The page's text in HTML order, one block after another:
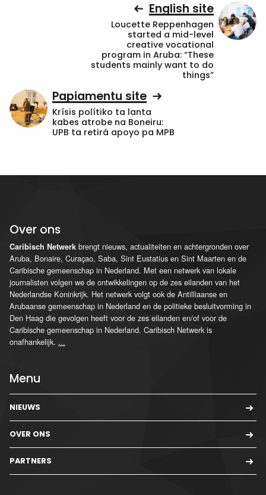
English site
Loucette Reppenhagen
started a mid-level
creative vocational
program in Aruba: “These
students mainly want to do
things”
Papiamentu site
Krísis polítiko ta lanta
kabes atrobe na Boneiru:
UPB ta retirá apoyo pa MPB
Over ons
Caribisch Netwerk brengt nieuws, actualiteiten en achtergronden over
Aruba, Bonaire, Curaçao, Saba, Sint Eustatius en Sint Maarten en de
Caribische gemeenschap in Nederland. Met een netwerk van lokale
journalisten volgen we de ontwikkelingen op de zes eilanden van het
Nederlandse Koninkrijk. Het netwerk volgt ook de Antilliaanse en
Arubaanse gemeenschap in Nederland en de politieke besluitvorming in
Den Haag die gevolgen heeft voor de zes eilanden en/of voor de
Caribische gemeenschap in Nederland. Caribisch Netwerk is
onafhankelijk. ...
Menu
NIEUWS
OVER ONS
PARTNERS